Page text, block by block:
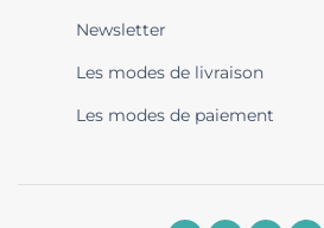
Newsletter
Les modes de livraison
Les modes de paiement